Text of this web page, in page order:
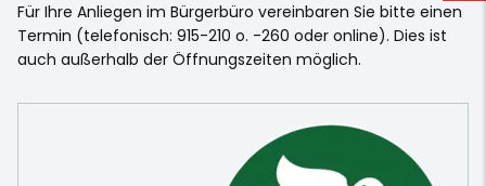
Für Ihre Anliegen im Bürgerbüro vereinbaren Sie bitte einen
Termin (telefonisch: 915-210 o. -260 oder online). Dies ist
auch außerhalb der Öffnungszeiten möglich.